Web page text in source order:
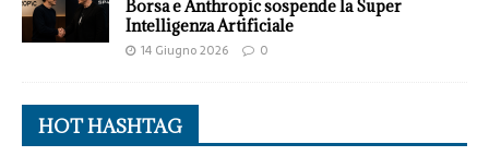
Borsa e Anthropic sospende la Super
Intelligenza Artificiale
14 Giugno 2026 0
HOT HASHTAG